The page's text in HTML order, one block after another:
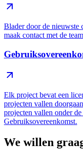
Blader door de nieuwste
maak contact met de
Elk project bevat een
projecten vallen
projecten vallen onder
Gebruiksovereenkomst.
We willen